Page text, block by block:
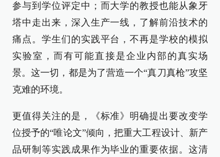
参与到学位评定中；而大学的教授也能从象牙
塔中走出来，深入生产一线，了解前沿技术的
痛点。学生们的实践平台，不再是学校的模拟
实验室，而有可能直接是企业内部的真实场
景。这一切，都是为了营造一个“真刀真枪”攻坚
克难的环境。
更值得关注的是，《标准》明确提出要改变学
位授予的“唯论文”倾向，把重大工程设计、新产
品研制等实践成果作为毕业的重要依据。这清